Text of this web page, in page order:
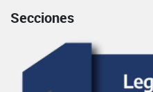
Secciones